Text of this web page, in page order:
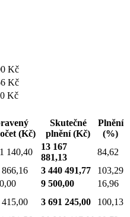
Kč
Kč
Kč
(Kč)
Skutečné
plnění(Kč)
Plnění
(%)
140,40
13 167
881,13
84,62
3 440 491,77
103,29
9 500,00
16,96
3 691 245,00
100,13